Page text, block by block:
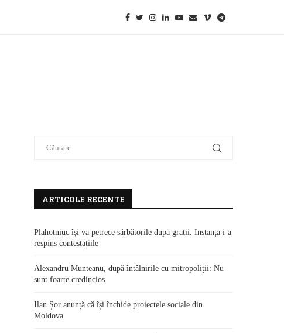
ARTICOLE RECENTE
Plahotniuc își va petrece sărbătorile după gratii. Instanța i-a
respins contestațiile
Alexandru Munteanu, după întâlnirile cu mitropoliții: Nu
sunt foarte credincios
Ilan Șor anunță că își închide proiectele sociale din
Moldova